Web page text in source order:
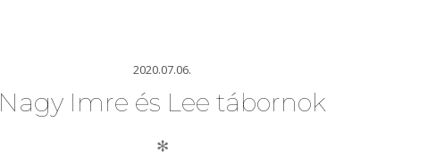
2020.07.06.
Nagy Imre és Lee tábornok
✻